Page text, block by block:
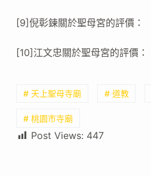
[9]倪彰鍊關於聖母宮的評價：
[10]江文忠關於聖母宮的評價：
# 天上聖母寺廟 # 道教
# 桃園市寺廟
Post Views: 447